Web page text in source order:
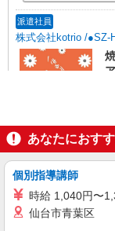
派遣社員
株式会社kotrio /●SZ-
キープ
派遣社員
株式会社kotrio /●SZ-
あなたにおす
個別指導講師
時給 1,040円〜
仙台市青葉区